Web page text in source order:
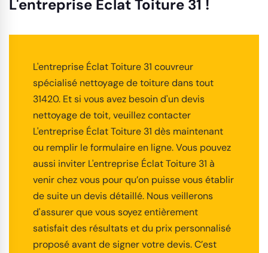
L'entreprise Éclat Toiture 31 !
L'entreprise Éclat Toiture 31 couvreur
spécialisé nettoyage de toiture dans tout
31420. Et si vous avez besoin d'un devis
nettoyage de toit, veuillez contacter
L'entreprise Éclat Toiture 31 dès maintenant
ou remplir le formulaire en ligne. Vous pouvez
aussi inviter L'entreprise Éclat Toiture 31 à
venir chez vous pour qu’on puisse vous établir
de suite un devis détaillé. Nous veillerons
d'assurer que vous soyez entièrement
satisfait des résultats et du prix personnalisé
proposé avant de signer votre devis. C’est